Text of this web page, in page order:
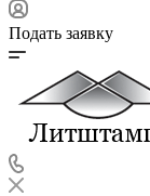
Подать заявку